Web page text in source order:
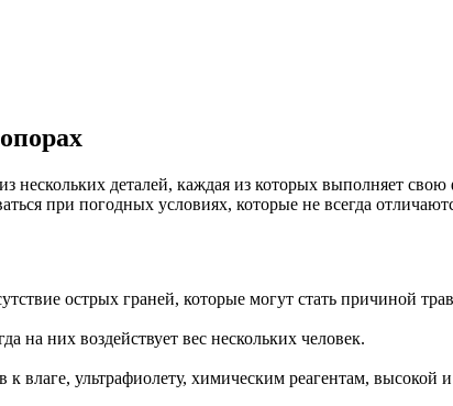
нескольких деталей, каждая из которых выполняет
при погодных условиях, которые не всегда
острых граней, которые могут стать причиной
на них воздействует вес нескольких человек.
влаге, ультрафиолету, химическим реагентам, высокой